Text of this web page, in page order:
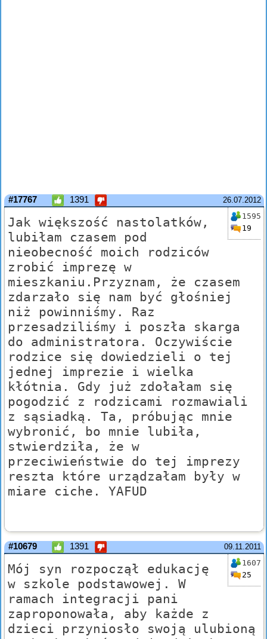
26.07.2012
#17767 1391
1595
19
Jak większość nastolatków,
lubiłam czasem pod
nieobecność moich rodziców
zrobić imprezę w
mieszkaniu.Przyznam, że czasem
zdarzało się nam być głośniej
niż powinniśmy. Raz
przesadziliśmy i poszła skarga
do administratora. Oczywiście
rodzice się dowiedzieli o tej
jednej imprezie i wielka
kłótnia. Gdy już zdołałam się
pogodzić z rodzicami rozmawiali
z sąsiadką. Ta, próbując mnie
wybronić, bo mnie lubiła,
stwierdziła, że w
przeciwieństwie do tej imprezy
reszta które urządzałam były w
miare ciche. YAFUD
09.11.2011
#10679 1391
1607
25
Mój syn rozpoczął edukację
w szkole podstawowej. W
ramach integracji pani
zaproponowała, aby każde z
dzieci przyniosło swoją ulubioną